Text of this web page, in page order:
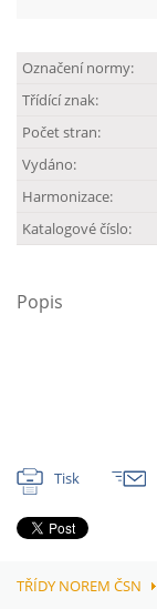
Označení normy:
Třídící znak:
Počet stran:
Vydáno:
Harmonizace:
Katalogové číslo:
Popis
Tisk
TŘÍDY NOREM ČSN